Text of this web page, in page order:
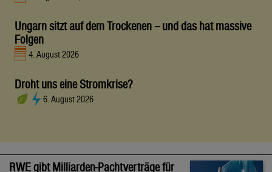
Ungarn sitzt auf dem Trockenen – und das hat massive
Folgen
4. August 2026
Droht uns eine Stromkrise?
6. August 2026
RWE gibt Milliarden-Pachtverträge für